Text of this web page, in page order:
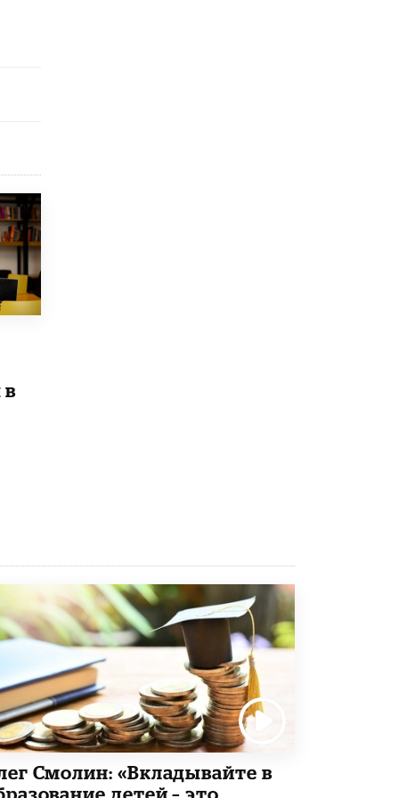
в
9 ИЮНЯ /КАЧЕСТВО ОБРАЗОВАНИЯ
​Объединяя дошкольный мир
8 ИЮНЯ /АНОНС
«Сколково» и ГК «Просвещение»
анонсировали запуск акселератора
технологических решений для всех
уровней образования
8 ИЮНЯ /ЧТО ПРОИСХОДИТ?
Рособрнадзор ответил на жалобы
школьников на ошибки в ЕГЭ по
русскому
Смолин: «Вкладывайте в